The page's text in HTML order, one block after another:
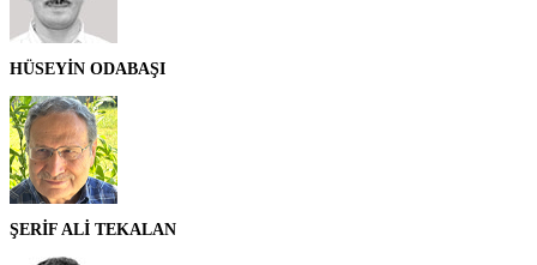
HÜSEYİN ODABAŞI
ŞERİF ALİ TEKALAN